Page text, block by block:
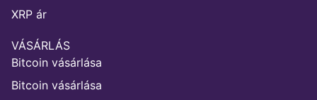
XRP ár
VÁSÁRLÁS
Bitcoin vásárlása
Bitcoin vásárlása